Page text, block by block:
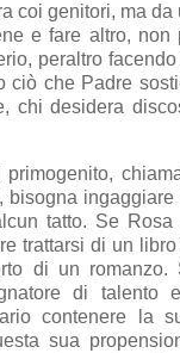
coi genitori, ma
e fare altro, non
peraltro
ciò che Padre
chi desidera
bisogna ingaggiare
tatto. Se Rosa
trattarsi di un
di un romanzo.
di talento
contenere la
sua